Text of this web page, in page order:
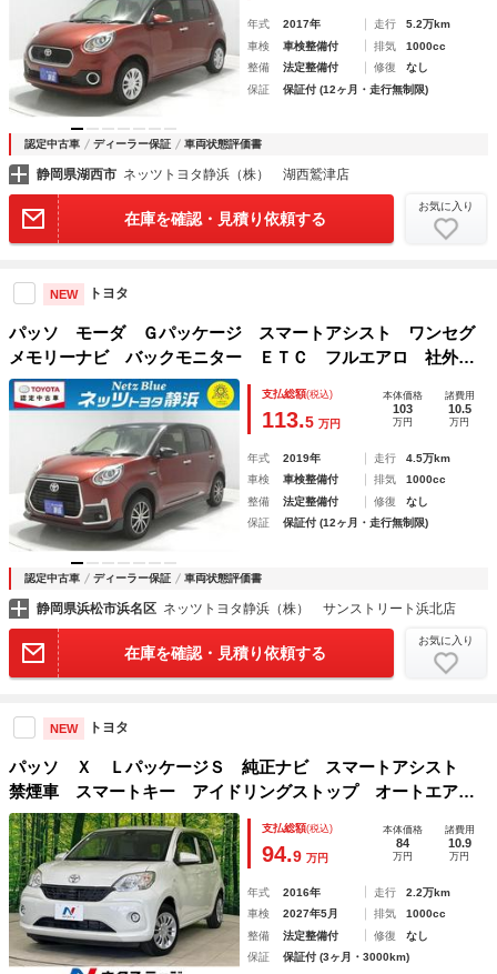
年式 2017年 走行
5.2万km
車検
車検整備付 排気
1000cc
整備
法定整備付 修復
なし
保証
保証付 (12ヶ月・走行無制限)
認定中古車 ディーラー保証 車両状態評価書
静岡県湖西市 ネッツトヨタ静浜（株） 湖西鷲津店
在庫を確認・見積り依頼する
お気に入り
NEW トヨタ
パッソ モーダ Ｇパッケージ スマートアシスト ワンセグ
メモリーナビ バックモニター ＥＴＣ フルエアロ 社外ア
ルミホイール スマートキー ＬＥＤヘッドライト ＣＤ再生
付き シート素材モケット ベンチシート オートエアコン
支払総額(税込)
113.5 万円
本体価格
103
万円
諸費用
10.5
万円
年式 2019年 走行
4.5万km
車検
車検整備付 排気
1000cc
整備
法定整備付 修復
なし
保証
保証付 (12ヶ月・走行無制限)
認定中古車 ディーラー保証 車両状態評価書
静岡県浜松市浜名区 ネッツトヨタ静浜（株） サンストリート浜北店
在庫を確認・見積り依頼する
お気に入り
NEW トヨタ
パッソ Ｘ ＬパッケージＳ 純正ナビ スマートアシスト
禁煙車 スマートキー アイドリングストップ オートエアコ
ン 電動格納ミラー プライバシーガラス ドアバイザー ト
ラクションコントロール 盗難防止システム
支払総額(税込)
94.9 万円
本体価格
84
万円
諸費用
10.9
万円
年式 2016年 走行
2.2万km
車検
2027年5月 排気
1000cc
整備
法定整備付 修復
なし
保証
保証付 (3ヶ月・3000km)